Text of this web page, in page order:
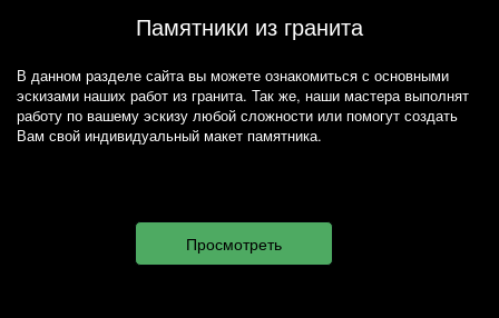
Памятники из гранита
В данном разделе сайта вы можете ознакомиться с основными
эскизами наших работ из гранита. Так же, наши мастера выполнят
работу по вашему эскизу любой сложности или помогут создать
Вам свой индивидуальный макет памятника.